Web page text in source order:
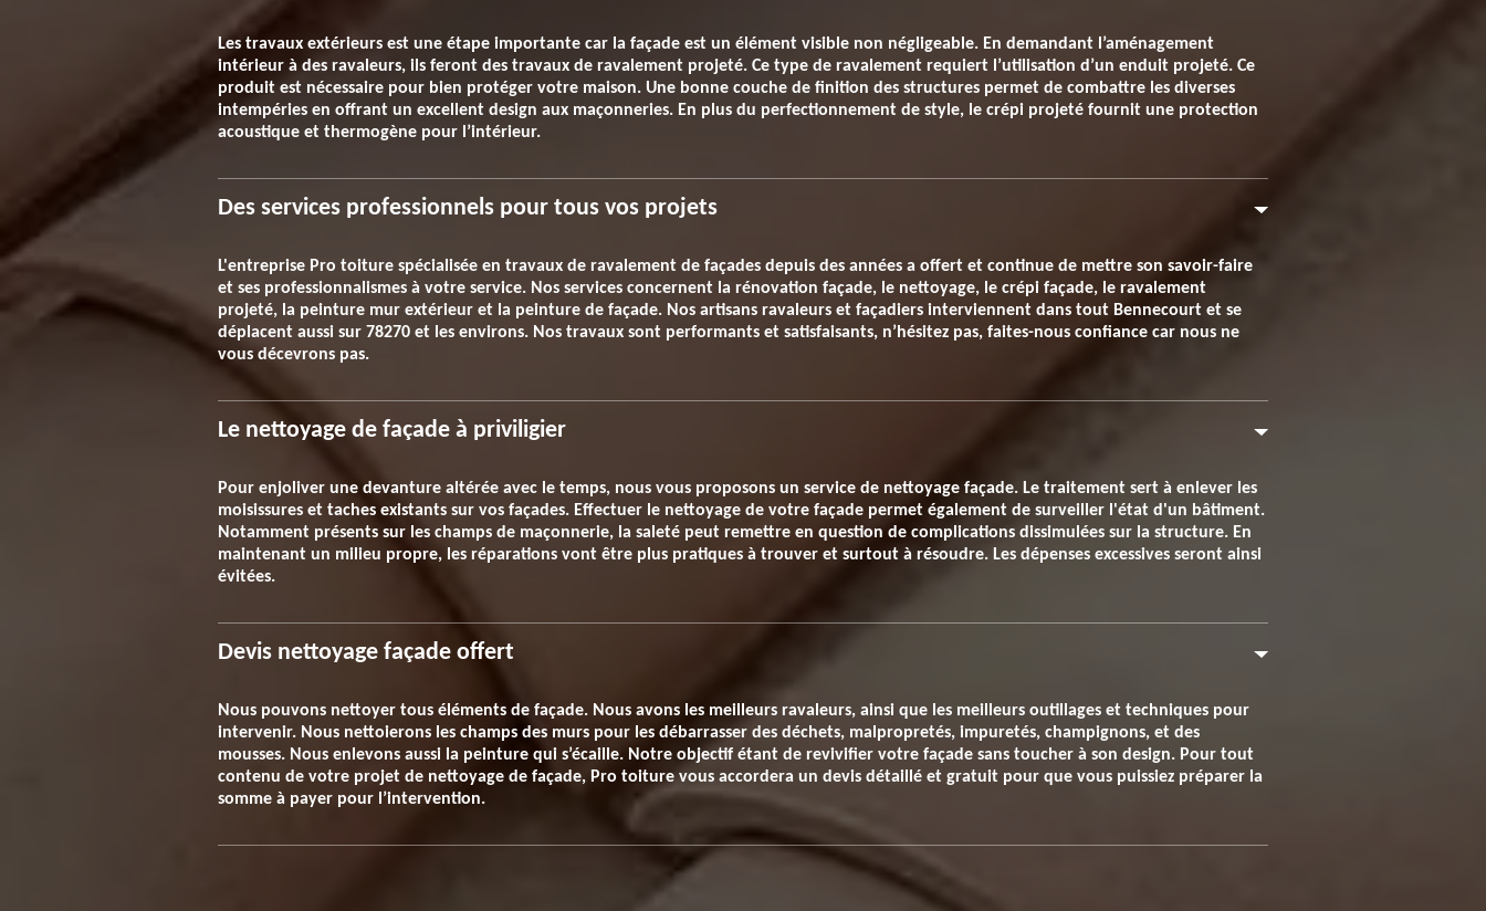
Les travaux extérieurs est une étape importante car la façade est un élément visible non négligeable. En demandant l’aménagement
intérieur à des ravaleurs, ils feront des travaux de ravalement projeté. Ce type de ravalement requiert l’utilisation d’un enduit projeté. Ce
produit est nécessaire pour bien protéger votre maison. Une bonne couche de finition des structures permet de combattre les diverses
intempéries en offrant un excellent design aux maçonneries. En plus du perfectionnement de style, le crépi projeté fournit une protection
acoustique et thermogène pour l’intérieur.
Des services professionnels pour tous vos projets
L'entreprise Pro toiture spécialisée en travaux de ravalement de façades depuis des années a offert et continue de mettre son savoir-faire
et ses professionnalismes à votre service. Nos services concernent la rénovation façade, le nettoyage, le crépi façade, le ravalement
projeté, la peinture mur extérieur et la peinture de façade. Nos artisans ravaleurs et façadiers interviennent dans tout Bennecourt et se
déplacent aussi sur 78270 et les environs. Nos travaux sont performants et satisfaisants, n’hésitez pas, faites-nous confiance car nous ne
vous décevrons pas.
Le nettoyage de façade à priviligier
Pour enjoliver une devanture altérée avec le temps, nous vous proposons un service de nettoyage façade. Le traitement sert à enlever les
moisissures et taches existants sur vos façades. Effectuer le nettoyage de votre façade permet également de surveiller l'état d'un bâtiment.
Notamment présents sur les champs de maçonnerie, la saleté peut remettre en question de complications dissimulées sur la structure. En
maintenant un milieu propre, les réparations vont être plus pratiques à trouver et surtout à résoudre. Les dépenses excessives seront ainsi
évitées.
Devis nettoyage façade offert
Nous pouvons nettoyer tous éléments de façade. Nous avons les meilleurs ravaleurs, ainsi que les meilleurs outillages et techniques pour
intervenir. Nous nettoierons les champs des murs pour les débarrasser des déchets, malpropretés, impuretés, champignons, et des
mousses. Nous enlevons aussi la peinture qui s’écaille. Notre objectif étant de revivifier votre façade sans toucher à son design. Pour tout
contenu de votre projet de nettoyage de façade, Pro toiture vous accordera un devis détaillé et gratuit pour que vous puissiez préparer la
somme à payer pour l’intervention.